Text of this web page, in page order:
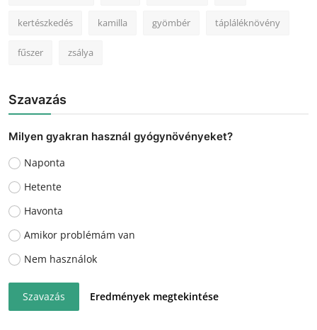
kertészkedés kamilla gyömbér tápláléknövény
fűszer zsálya
Szavazás
Milyen gyakran használ gyógynövényeket?
Naponta
Hetente
Havonta
Amikor problémám van
Nem használok
Szavazás Eredmények megtekintése